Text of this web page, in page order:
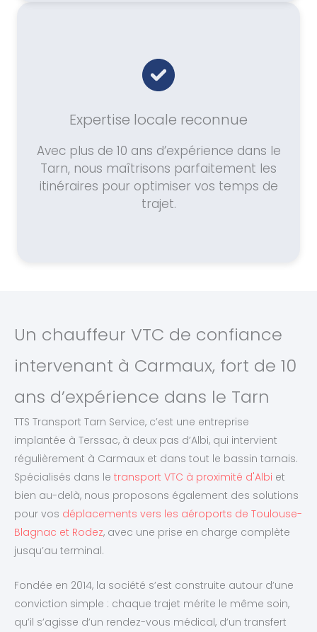
Expertise locale reconnue
Avec plus de 10 ans d’expérience dans le
Tarn, nous maîtrisons parfaitement les
itinéraires pour optimiser vos temps de
trajet.
Un chauffeur VTC de confiance
intervenant à Carmaux, fort de 10
ans d’expérience dans le Tarn
TTS Transport Tarn Service, c’est une entreprise
implantée à Terssac, à deux pas d’Albi, qui intervient
régulièrement à Carmaux et dans tout le bassin tarnais.
Spécialisés dans le transport VTC à proximité d'Albi et
bien au-delà, nous proposons également des solutions
pour vos déplacements vers les aéroports de Toulouse-
Blagnac et Rodez, avec une prise en charge complète
jusqu’au terminal.
Fondée en 2014, la société s’est construite autour d’une
conviction simple : chaque trajet mérite le même soin,
qu’il s’agisse d’un rendez-vous médical, d’un transfert